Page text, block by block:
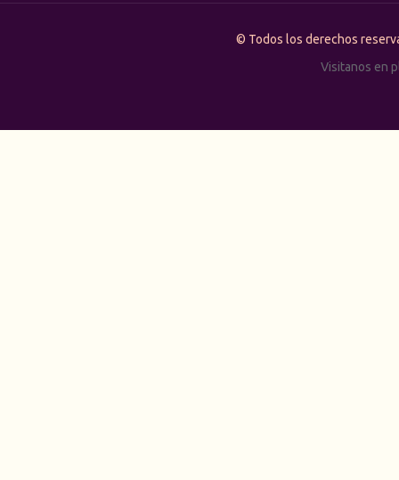
© Todos los derechos
Visitanos en